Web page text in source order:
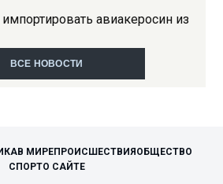
авиакеросин из
ВСЕ НОВОСТИ
В МИРЕПРОИСШЕСТВИЯ ОБЩЕСТВО
СПОРТО САЙТЕ